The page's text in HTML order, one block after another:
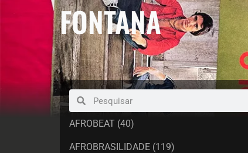
FONTANA
AFROBEAT (40)
AFROBRASILIDADE (119)